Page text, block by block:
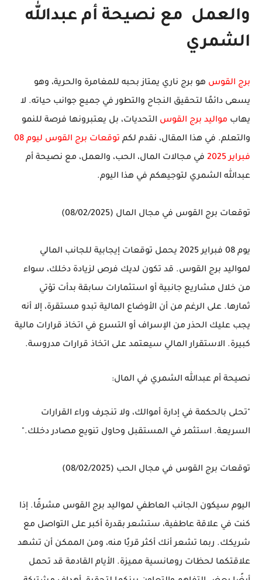
والعمل مع نصيحة أم عبدالله
الشمري
برج القوس هو برج ناري يمتاز بحبه للمغامرة والحرية، وهو
يسعى دائمًا لتحقيق النجاح والتطور في جميع جوانب حياته. لا
يهاب مواليد برج القوس التحديات، بل يعتبرونها فرصة للنمو
والتعلم. في هذا المقال، نقدم لكم
توقعات برج القوس ليوم 08
فبراير 2025
في مجالات المال، الحب، والعمل، مع نصيحة أم
عبدالله الشمري لتوجيهكم في هذا اليوم.
توقعات برج القوس في مجال المال (08/02/2025)
يوم 08 فبراير 2025 يحمل توقعات إيجابية للجانب المالي
لمواليد برج القوس. قد تكون لديك فرص لزيادة دخلك، سواء
من خلال مشاريع جانبية أو استثمارات سابقة بدأت تؤتي
ثمارها. على الرغم من أن الأوضاع المالية تبدو مستقرة، إلا أنه
يجب عليك الحذر من الإسراف أو التسرع في اتخاذ قرارات مالية
كبيرة. الاستقرار المالي سيعتمد على اتخاذ قرارات مدروسة.
نصيحة أم عبدالله الشمري في المال:
"تحلى بالحكمة في إدارة أموالك، ولا تنجرف وراء القرارات
السريعة. استثمر في المستقبل وحاول تنويع مصادر دخلك."
توقعات برج القوس في مجال الحب (08/02/2025)
اليوم سيكون الجانب العاطفي لمواليد برج القوس مشرقًا. إذا
كنت في علاقة عاطفية، ستشعر بقدرة أكبر على التواصل مع
شريكك. ربما تشعر أنك أكثر قربًا منه، ومن الممكن أن تشهد
علاقتكما لحظات رومانسية مميزة. الأيام القادمة قد تحمل